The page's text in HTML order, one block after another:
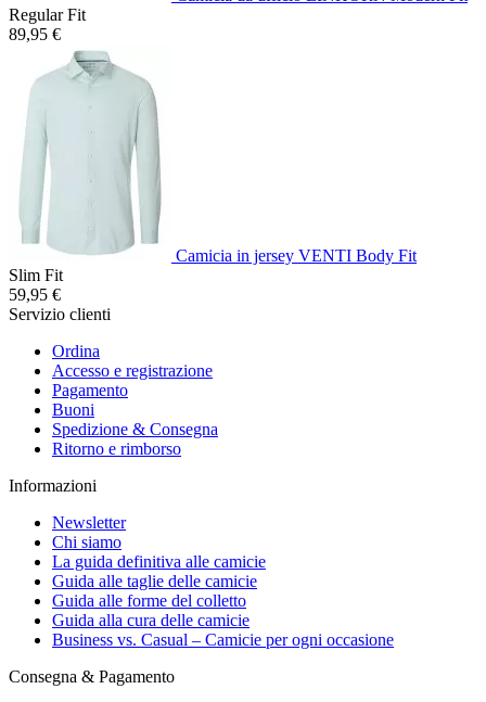
Regular Fit
89,95 €
Camicia in jersey VENTI Body Fit
Slim Fit
59,95 €
Servizio clienti
Ordina
Accesso e registrazione
Pagamento
Buoni
Spedizione & Consegna
Ritorno e rimborso
Informazioni
Newsletter
Chi siamo
La guida definitiva alle camicie
Guida alle taglie delle camicie
Guida alle forme del colletto
Guida alla cura delle camicie
Business vs. Casual – Camicie per ogni occasione
Consegna & Pagamento